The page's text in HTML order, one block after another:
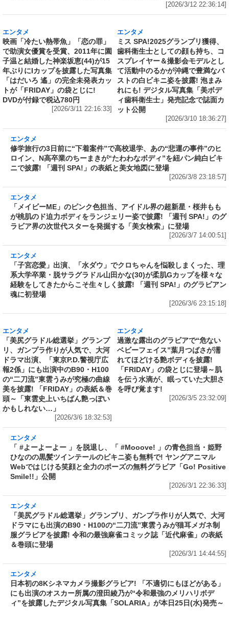
露! 最上級の肢体を惜しみなく魅せた1st写真集
の先行イメージカットが「FRIDAY」に掲載
で助演女優賞を受賞、2011年に園
子温と結婚した神楽坂恵(44)が15
年ぶりにIカップを披露した写真集
「はだいろ 遙」の完全未発表カッ
トが「FRIDAY」の袋とじに!
[2026/3/11 22:16:33]
エンタメ
ミス SPA!2025グランプリ獲得、
歯科衛生士としての顔も持ち、コ
て活動中のるかが沖縄で豊満なバ
ストの白ビキニ姿を披露! 泡まみ
れにも! デジタル写真集「美ボデ
ィ歯科衛生士」発売記念で誌面カ
ット公開
エンタメ
修学旅行の3日前に“下着案件”で高校退学、あ
の“悲運の事件”のヒロイン、N高卒業のちーま
きが“たわわなボディ”を紐パン純白ビキニで披
[2026/3/8 23:18:57]
エンタメ
超新星・桜井ももが桃肌のド迫力ボディをラン
ジェリー姿で披露! 「週刊 SPA!」のグラビア界
エンタメ
「子宮恋愛」出演、「水ダウ」でクロちゃんを
悩殺しまくった、理系大学卒業・脱サラグラド
ル山田かな(30)が柔肌Gカップを様々な経験をし
てきたからこそ生々しく披露! 「週刊 SPA!」の
グラビアン魂に初登場
「美尻グラドル総選挙」グランプ
リ、ガンプラ作りが人気で、大河
ドラマ出演、「東京P.D.警視庁広
報2係」にも出演中のB90・H100
の“二刀流”東雲うみが究極の曲線
美を披露! 「FRIDAY」の表紙＆巻
かもしれない…」
[2026/3/6 18:32:53]
ベビーフェイス”葉月つばさが濡
れてほどける艶ボディを披露!
「FRIDAY」の袋とじに登場～肌
エンタメ
「 #よーよーよー 」を脱退し、「 #Mooove! 」